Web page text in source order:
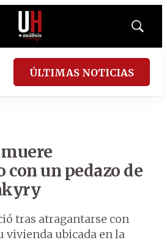
Mostrar
ÚLTIMAS NOTICIAS
con un pedazo de
tras atragantarse con
vivienda ubicada en la